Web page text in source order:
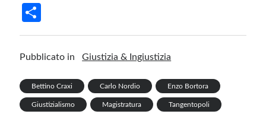
o
k
n
t
r
m
p
p
h
ar
Pubblicato in Giustizia & Ingiustizia
Bettino Craxi Carlo Nordio Enzo Bortora
Giustizialismo Magistratura Tangentopoli